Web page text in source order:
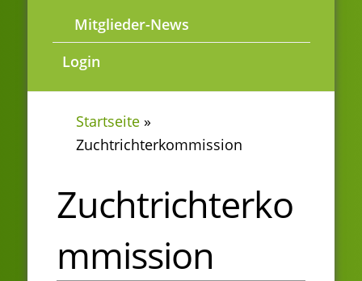
Mitglieder-News
Login
Startseite »
Zuchtrichterkommission
Zuchtrichterko
mmission